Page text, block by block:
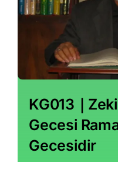
KG013｜
Gecesi
Gecesidir